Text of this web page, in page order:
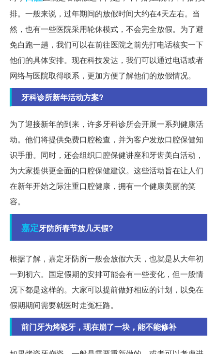
排。一般来说，过年期间的放假时间大约在4天左右。当
然，也有一些医院采用轮休模式，不会完全放假。为了避
免白跑一趟，我们可以在前往医院之前先打电话核实一下
他们的具体安排。现在科技发达，我们可以通过电话或者
网络与医院取得联系，更加方便了解他们的放假情况。
牙科诊所新年活动方案?
为了迎接新年的到来，许多牙科诊所会开展一系列健康活
动。他们将提供免费口腔检查，并为客户发放口腔保健知
识手册。同时，还会组织口腔保健讲座和牙齿美白活动，
为大家提供更全面的口腔保健建议。这些活动旨在让人们
在新年开始之际注重口腔健康，拥有一个健康美丽的笑
容。
嘉定牙防所春节放几天假?
根据了解，嘉定牙防所一般会放假六天，也就是从大年初
一到初六。国定假期的安排可能会有一些变化，但一般情
况下都是这样的。大家可以提前做好相应的计划，以免在
假期期间需要就医时走冤枉路。
前门牙为烤瓷牙，现在崩了一块，能不能修补